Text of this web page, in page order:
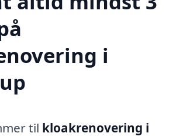
i
til kloakrenovering i